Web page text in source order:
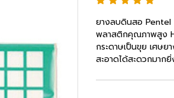
ยางลบดินสอ Pentel
พลาสติกคุณภาพสูง
กระดาษเป็นขุย เศษย
สะอาดได้สะดวกมาก